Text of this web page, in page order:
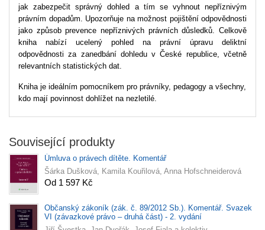
jak zabezpečit správný dohled a tím se vyhnout nepříznivým
právním dopadům. Upozorňuje na možnost pojištění odpovědnosti
jako způsob prevence nepříznivých právních důsledků. Celkově
kniha nabízí ucelený pohled na právní úpravu deliktní
odpovědnosti za zanedbání dohledu v České republice, včetně
relevantních statistických dat.
Kniha je ideálním pomocníkem pro právníky, pedagogy a všechny,
kdo mají povinnost dohlížet na nezletilé.
Související produkty
Úmluva o právech dítěte. Komentář
Šárka Dušková, Kamila Kouřilová, Anna Hofschneiderová
Od 1 597 Kč
Občanský zákoník (zák. č. 89/2012 Sb.). Komentář. Svazek
VI (závazkové právo – druhá část) - 2. vydání